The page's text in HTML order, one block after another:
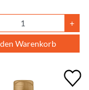
+
Warenkorb